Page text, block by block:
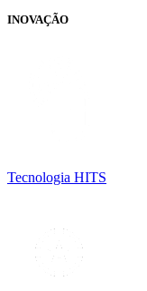
INOVAÇÃO
Tecnologia HITS